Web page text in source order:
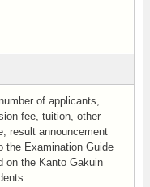
of applicants,
fee, tuition, other
result announcement
the Examination Guide
on the Kanto Gakuin